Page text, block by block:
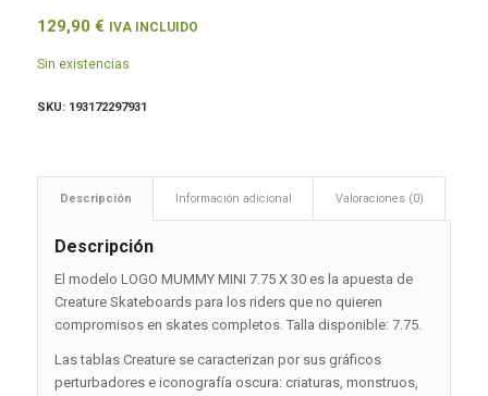
129,90 € IVA INCLUIDO
Sin existencias
SKU: 193172297931
Descripción Información adicional Valoraciones (0)
Descripción
El modelo LOGO MUMMY MINI 7.75 X 30 es la apuesta de
Creature Skateboards para los riders que no quieren
compromisos en skates completos. Talla disponible: 7.75.
Las tablas Creature se caracterizan por sus gráficos
perturbadores e iconografía oscura: criaturas, monstruos,